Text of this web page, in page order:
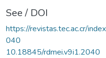
See / DOI
https://revistas.tec.ac.cr/
040
10.18845/rdmei.v9i1.2040